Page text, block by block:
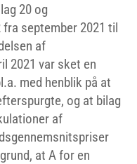
20 og
september 2021 til
af
2021 var sket en
med henblik på at
og at bilag
af
at A for en